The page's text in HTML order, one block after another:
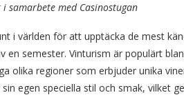
samarbete med Casinostugan
i världen för att upptäcka de mest
en semester. Vinturism är populärt
olika regioner som erbjuder unika
egen speciella stil och smak, vilket